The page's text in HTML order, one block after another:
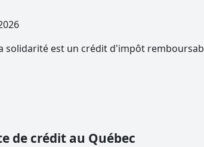
2026
solidarité est un crédit d'impôt
de crédit au Québec